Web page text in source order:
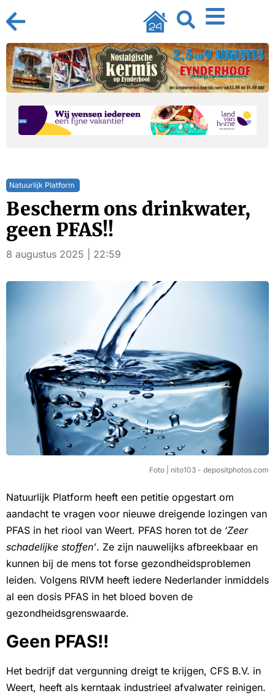
Natuurlijk Platform
Bescherm ons drinkwater,
geen PFAS!!
8 augustus 2025 | 22:59
Foto | nito103 - depositphotos.com
Natuurlijk Platform heeft een petitie opgestart om
aandacht te vragen voor nieuwe dreigende lozingen van
PFAS in het riool van Weert. PFAS horen tot de ‘Zeer
schadelijke stoffen’. Ze zijn nauwelijks afbreekbaar en
kunnen bij de mens tot forse gezondheidsproblemen
leiden. Volgens RIVM heeft iedere Nederlander inmiddels
al een dosis PFAS in het bloed boven de
gezondheidsgrenswaarde.
Geen PFAS!!
Het bedrijf dat vergunning dreigt te krijgen, CFS B.V. in
Weert, heeft als kerntaak industrieel afvalwater reinigen.